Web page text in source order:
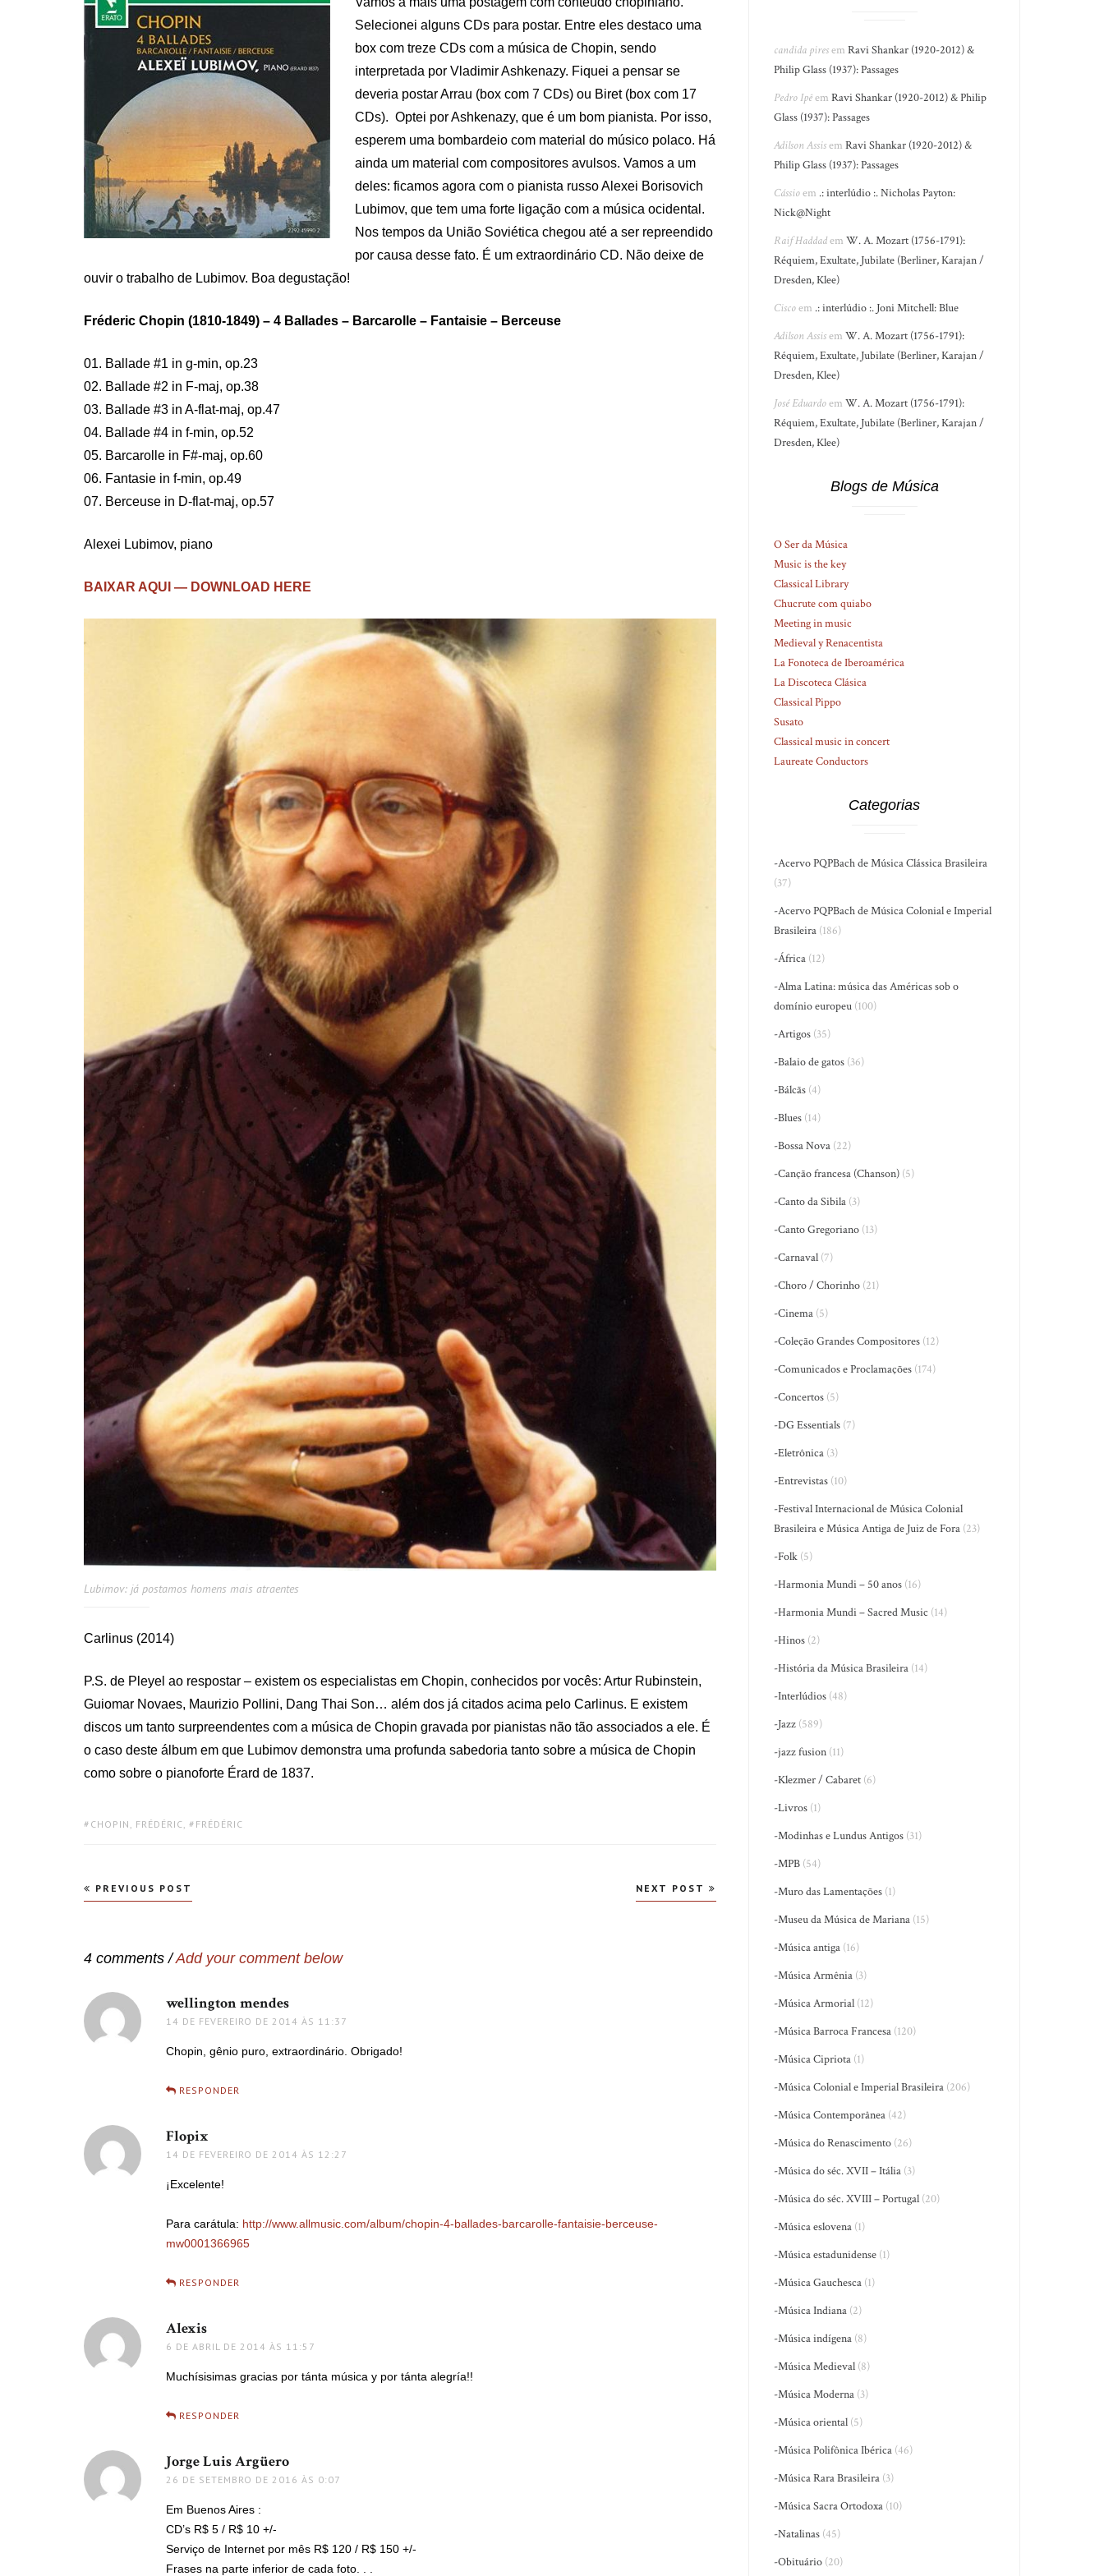
Selecionei alguns CDs para postar. Entre eles destaco uma
box com treze CDs com a música de Chopin, sendo
interpretada por Vladimir Ashkenazy. Fiquei a pensar se
deveria postar Arrau (box com 7 CDs) ou Biret (box com 17
CDs). Optei por Ashkenazy, que é um bom pianista. Por isso,
esperem uma bombardeio com material do músico polaco. Há
ainda um material com compositores avulsos. Vamos a um
deles: ficamos agora com o pianista russo Alexei Borisovich
Lubimov, que tem uma forte ligação com a música ocidental.
Nos tempos da União Soviética chegou até a ser repreendido
por causa desse fato. É um extraordinário CD. Não deixe de
ouvir o trabalho de Lubimov. Boa degustação!
Fréderic Chopin (1810-1849) – 4 Ballades – Barcarolle – Fantaisie – Berceuse
01. Ballade #1 in g-min, op.23
02. Ballade #2 in F-maj, op.38
03. Ballade #3 in A-flat-maj, op.47
04. Ballade #4 in f-min, op.52
05. Barcarolle in F#-maj, op.60
06. Fantasie in f-min, op.49
07. Berceuse in D-flat-maj, op.57
Alexei Lubimov, piano
BAIXAR AQUI — DOWNLOAD HERE
Lubimov: já postamos homens mais atraentes
Carlinus (2014)
P.S. de Pleyel ao respostar – existem os especialistas em Chopin, conhecidos por vocês: Artur Rubinstein,
Guiomar Novaes, Maurizio Pollini, Dang Thai Son… além dos já citados acima pelo Carlinus. E existem
discos um tanto surpreendentes com a música de Chopin gravada por pianistas não tão associados a ele. É
o caso deste álbum em que Lubimov demonstra uma profunda sabedoria tanto sobre a música de Chopin
como sobre o pianoforte Érard de 1837.
TAGS:
CHOPIN, FRÉDÉRIC FRÉDÉRIC
Navegação
PREVIOUS POST NEXT POST
4 comments /Add your comment below
wellington mendes
14 DE FEVEREIRO DE 2014 ÀS 11:37
Chopin, gênio puro, extraordinário. Obrigado!
RESPONDER
Flopix
14 DE FEVEREIRO DE 2014 ÀS 12:27
¡Excelente!
Para carátula: http://www.allmusic.com/album/chopin-4-ballades-barcarolle-fantaisie-berceuse-
mw0001366965
RESPONDER
Alexis
6 DE ABRIL DE 2014 ÀS 11:57
Muchísisimas gracias por tánta música y por tánta alegría!!
RESPONDER
Jorge Luis Argüero
26 DE SETEMBRO DE 2016 ÀS 0:07
Em Buenos Aires :
CD’s R$ 5 / R$ 10 +/-
Serviço de Internet por mês R$ 120 / R$ 150 +/-
Frases na parte inferior de cada foto. . .
candida piresemRavi Shankar (1920-2012) &
Philip Glass (1937): Passages
Pedro IpêemRavi Shankar (1920-2012) & Philip
Glass (1937): Passages
Adilson AssisemRavi Shankar (1920-2012) &
Philip Glass (1937): Passages
Cássioem .: interlúdio :. Nicholas Payton:
Nick@Night
Raif HaddademW. A. Mozart (1756-1791):
Réquiem, Exultate, Jubilate (Berliner, Karajan /
Dresden, Klee)
Ciscoem .: interlúdio :. Joni Mitchell: Blue
Adilson AssisemW. A. Mozart (1756-1791):
Réquiem, Exultate, Jubilate (Berliner, Karajan /
Dresden, Klee)
José EduardoemW. A. Mozart (1756-1791):
Réquiem, Exultate, Jubilate (Berliner, Karajan /
Dresden, Klee)
Blogs de Música
O Ser da Música
Music is the key
Classical Library
Chucrute com quiabo
Meeting in music
Medieval y Renacentista
La Fonoteca de Iberoamérica
La Discoteca Clásica
Classical Pippo
Susato
Classical music in concert
Laureate Conductors
Categorias
-Acervo PQPBach de Música Clássica Brasileira
(37)
-Acervo PQPBach de Música Colonial e Imperial
Brasileira (186)
-África (12)
-Alma Latina: música das Américas sob o
domínio europeu (100)
-Artigos (35)
-Balaio de gatos (36)
-Bálcãs (4)
-Blues (14)
-Bossa Nova (22)
-Canção francesa (Chanson) (5)
-Canto da Sibila (3)
-Canto Gregoriano (13)
-Carnaval (7)
-Choro / Chorinho (21)
-Cinema (5)
-Coleção Grandes Compositores (12)
-Comunicados e Proclamações (174)
-Concertos (5)
-DG Essentials (7)
-Eletrônica (3)
-Entrevistas (10)
-Festival Internacional de Música Colonial
Brasileira e Música Antiga de Juiz de Fora (23)
-Folk (5)
-Harmonia Mundi – 50 anos (16)
-Harmonia Mundi – Sacred Music (14)
-Hinos (2)
-História da Música Brasileira (14)
-Interlúdios (48)
-Jazz (589)
-jazz fusion (11)
-Klezmer / Cabaret (6)
-Livros (1)
-Modinhas e Lundus Antigos (31)
-MPB (54)
-Muro das Lamentações (1)
-Museu da Música de Mariana (15)
-Música antiga (16)
-Música Armênia (3)
-Música Armorial (12)
-Música Barroca Francesa (120)
-Música Cipriota (1)
-Música Colonial e Imperial Brasileira (206)
-Música Contemporânea (42)
-Música do Renascimento (26)
-Música do séc. XVII – Itália (3)
-Música do séc. XVIII – Portugal (20)
-Música eslovena (1)
-Música estadunidense (1)
-Música Gauchesca (1)
-Música Indiana (2)
-Música indígena (8)
-Música Medieval (8)
-Música Moderna (3)
-Música oriental (5)
-Música Polifônica Ibérica (46)
-Música Rara Brasileira (3)
-Música Sacra Ortodoxa (10)
-Natalinas (45)
-Obituário (20)